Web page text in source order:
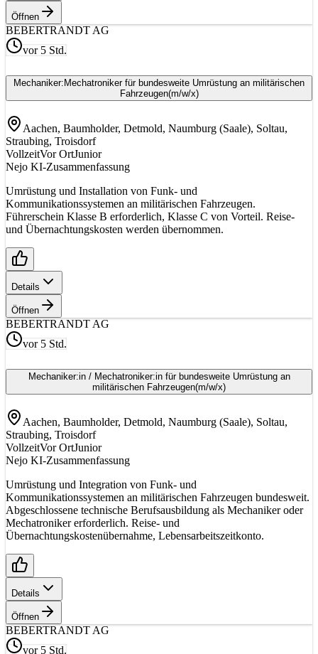
Öffnen
BEBERTRANDT AG
vor 5 Std.
Mechaniker:Mechatroniker für bundesweite Umrüstung an militärischen
Fahrzeugen(m/w/x)
Aachen, Baumholder, Detmold, Naumburg (Saale), Soltau,
Straubing, Troisdorf
VollzeitVor OrtJunior
Nejo KI-Zusammenfassung
Umrüstung und Installation von Funk- und
Kommunikationssystemen an militärischen Fahrzeugen.
Führerschein Klasse B erforderlich, Klasse C von Vorteil. Reise-
und Übernachtungskosten werden übernommen.
Details
Öffnen
BEBERTRANDT AG
vor 5 Std.
Mechaniker:in / Mechatroniker:in für bundesweite Umrüstung an
militärischen Fahrzeugen(m/w/x)
Aachen, Baumholder, Detmold, Naumburg (Saale), Soltau,
Straubing, Troisdorf
VollzeitVor OrtJunior
Nejo KI-Zusammenfassung
Umrüstung und Integration von Funk- und
Kommunikationssystemen an militärischen Fahrzeugen bundesweit.
Abgeschlossene technische Berufsausbildung als Mechaniker oder
Mechatroniker erforderlich. Reise- und
Übernachtungskostenübernahme, Lebensarbeitszeitkonto.
Details
Öffnen
BEBERTRANDT AG
vor 5 Std.